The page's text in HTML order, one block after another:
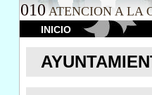
010 ATENCION A LA
INICIO